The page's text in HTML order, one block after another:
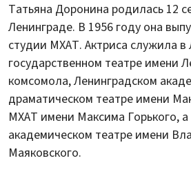
Татьяна Доронина родилась 12
Ленинграде. В 1956 году она
студии МХАТ. Актриса служила в
государственном театре имени
комсомола, Ленинградском
драматическом театре имени
МХАТ имени Максима Горького,
академическом театре имени
Маяковского.